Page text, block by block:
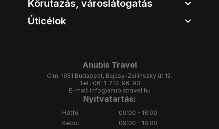
Körutazás, városlátogatás
Úticélok
Anubis Travel
Cím: 1051 Budapest, Bajcsy-Zsilinszky út 12.
Tel.: 06-1-213-96-93
E-mail: info@anubistravel.hu
Nyitvatartás:
Hétfő:
Kedd:
09:00 - 18:00
09:00 - 18:00